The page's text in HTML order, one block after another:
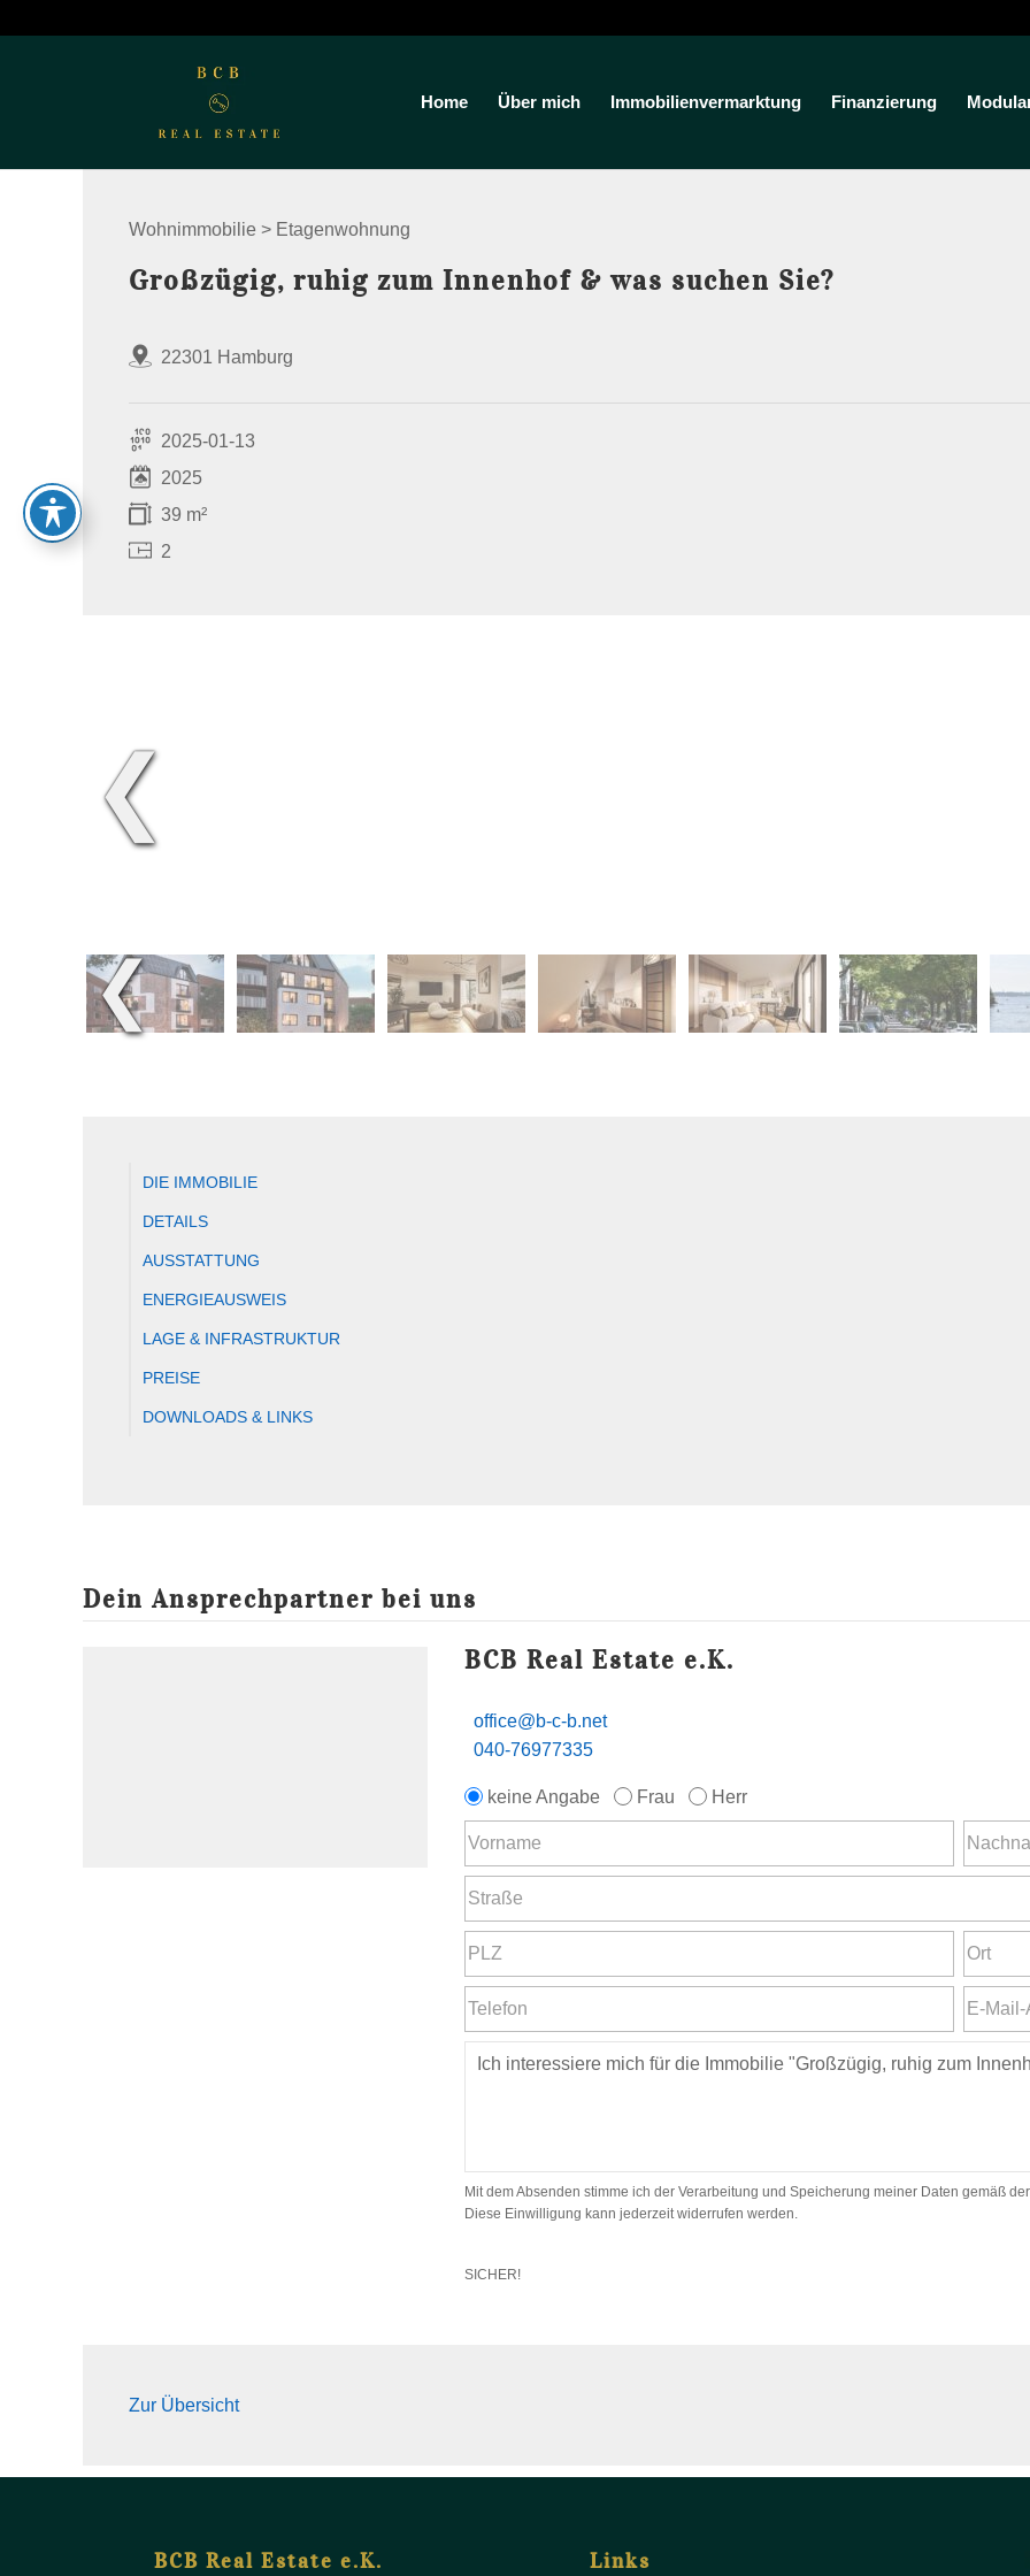
Home Über mich Immobilienvermarktung Finanzierung
Wohnimmobilie > Etagenwohnung
Großzügig, ruhig zum Innenhof & was suchen Sie?
22301 Hamburg
2025-01-13
2025
39 m²
2
❮
❮
DIE IMMOBILIE
DETAILS
AUSSTATTUNG
ENERGIEAUSWEIS
LAGE & INFRASTRUKTUR
PREISE
DOWNLOADS & LINKS
Dein Ansprechpartner bei uns
BCB Real Estate e.K.
office@b-c-b.net
040-76977335
keine Angabe Frau Herr
Mit dem Absenden stimme ich der Verarbeitung und Speicherung meiner Daten gemäß
Diese Einwilligung kann jederzeit widerrufen werden.
SICHER!
Zur Übersicht
BCB Real Estate e.K. Links